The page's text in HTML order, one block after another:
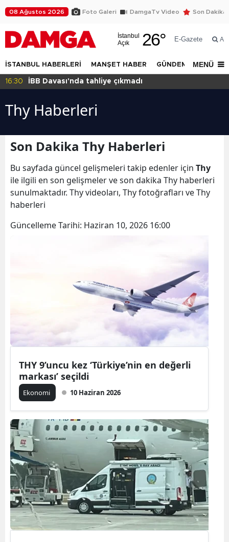
08 Ağustos 2026 Foto Galeri DamgaTv Video Son Dakika
İstanbul
Açık
26° E-Gazete Ara
İSTANBUL HABERLERİ MANŞET HABER GÜNDEM DÜNYA
MENÜ
16:30 İBB Davası'nda tahliye çıkmadı
Thy Haberleri
Son Dakika Thy Haberleri
Bu sayfada güncel gelişmeleri takip edenler için Thy
ile ilgili en son gelişmeler ve son dakika Thy haberleri
sunulmaktadır. Thy videoları, Thy fotoğrafları ve Thy
haberleri
Güncelleme Tarihi: Haziran 10, 2026 16:00
THY 9’uncu kez ‘Türkiye’nin en değerli
markası’ seçildi
Ekonomi 10 Haziran 2026